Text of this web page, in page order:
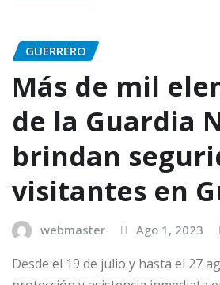
GUERRERO
Más de mil
de la Guardia
brindan
visitantes en
webmaster Ago 1, 2023
Desde el 19 de julio y hasta el 27